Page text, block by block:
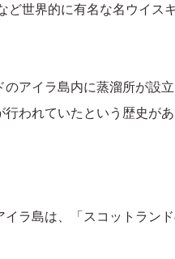
世界的に有名な名ウイス
アイラ島内に蒸溜所が設立
われていたという歴史があ
ラ島は、「スコットラン